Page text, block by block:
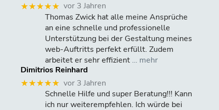
★★★★★ vor 3 Jahren
Thomas Zwick hat alle meine Ansprüche
an eine schnelle und professionelle
Unterstützung bei der Gestaltung meines
web-Auftritts perfekt erfüllt. Zudem
arbeitet er sehr effizient … mehr
Dimitrios Reinhard
★★★★★ vor 3 Jahren
Schnelle Hilfe und super Beratung!!! Kann
ich nur weiterempfehlen. Ich würde bei